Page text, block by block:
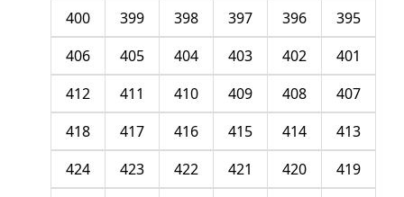
395
396
397
398
399
400
401
402
403
404
405
406
407
408
409
410
411
412
413
414
415
416
417
418
419
420
421
422
423
424